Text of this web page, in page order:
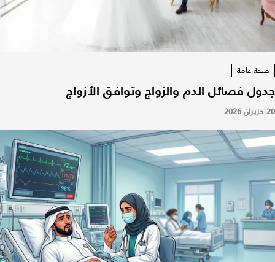
صحة عامة
جدول فصائل الدم والزواج وتوافق الأزواج
20 حزيران 2026